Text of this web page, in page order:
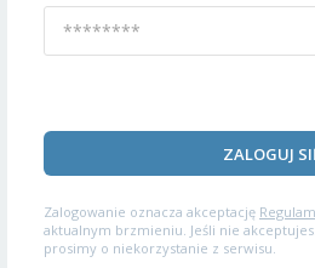
ZALOGUJ
Zalogowanie oznacza akceptację
aktualnym brzmieniu. Jeśli nie
prosimy o niekorzystanie z serwisu.